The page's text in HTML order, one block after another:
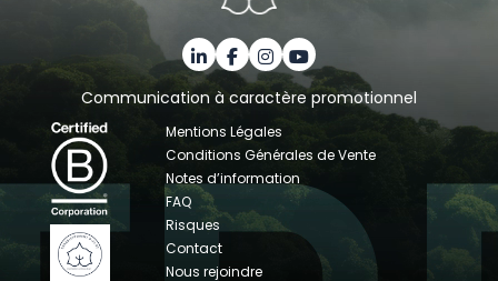
Mentions Légales
Conditions Générales de Vente
Notes d’information
FAQ
Risques
Contact
Nous rejoindre
Communication à caractère promotionnel